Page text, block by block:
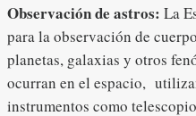
Observación de astros: La
para la observación de
planetas, galaxias y otros
ocurran en el espacio,
instrumentos como